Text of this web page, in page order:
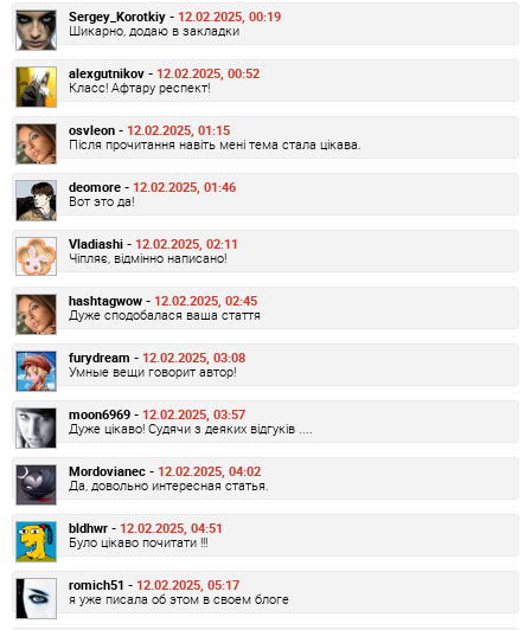
Sergey_Korotkiy - 12.02.2025, 00:19
Шикарно, додаю в закладки
alexgutnikov - 12.02.2025, 00:52
Класс! Афтару респект!
osvleon - 12.02.2025, 01:15
Після прочитання навіть мені тема стала цікава.
deomore - 12.02.2025, 01:46
Вот это да!
Vladiashi - 12.02.2025, 02:11
Чіпляє, відмінно написано!
hashtagwow - 12.02.2025, 02:45
Дуже сподобалася ваша стаття
furydream - 12.02.2025, 03:08
Умные вещи говорит автор!
moon6969 - 12.02.2025, 03:57
Дуже цікаво! Судячи з деяких відгуків ....
Mordovianec - 12.02.2025, 04:02
Да, довольно интересная статья.
bldhwr - 12.02.2025, 04:51
Було цікаво почитати !!!
romich51 - 12.02.2025, 05:17
я уже писала об этом в своем блоге